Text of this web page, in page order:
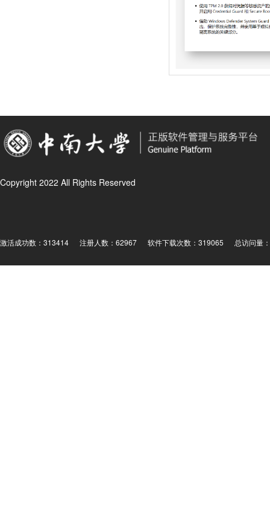
Copyright 2022 All Rights Reserved
激活成功数：313414 注册人数：62967 软件下载次数：319065 总访问量